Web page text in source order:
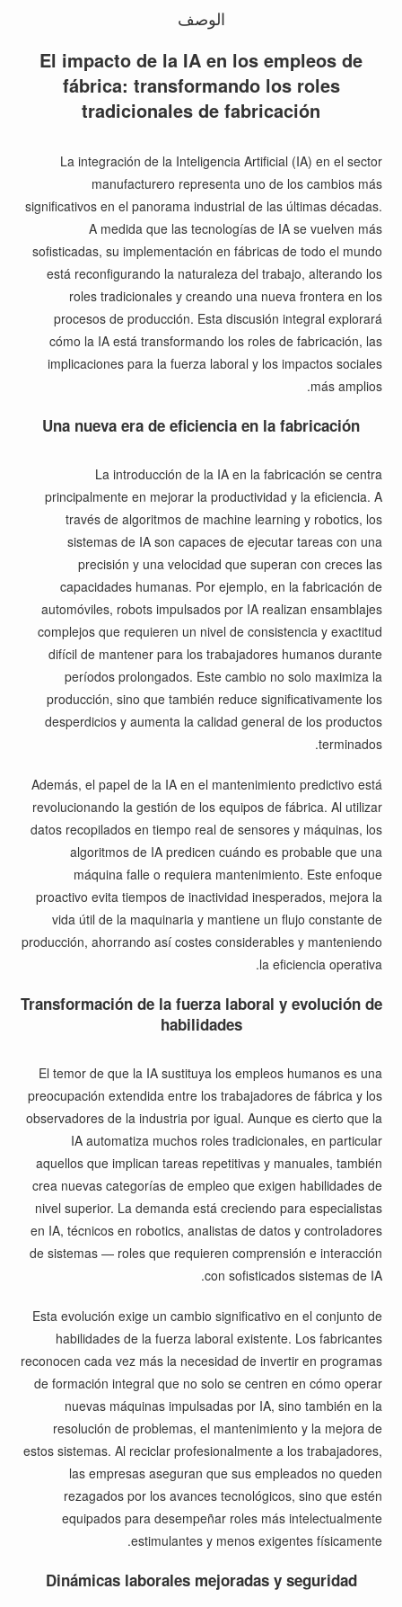
الوصف
El impacto de la IA en los empleos de
fábrica: transformando los roles
tradicionales de fabricación
La integración de la Inteligencia Artificial (IA) en el sector
manufacturero representa uno de los cambios más
significativos en el panorama industrial de las últimas décadas.
A medida que las tecnologías de IA se vuelven más
sofisticadas, su implementación en fábricas de todo el mundo
está reconfigurando la naturaleza del trabajo, alterando los
roles tradicionales y creando una nueva frontera en los
procesos de producción. Esta discusión integral explorará
cómo la IA está transformando los roles de fabricación, las
implicaciones para la fuerza laboral y los impactos sociales
más amplios.
Una nueva era de eficiencia en la fabricación
La introducción de la IA en la fabricación se centra
principalmente en mejorar la productividad y la eficiencia. A
través de algoritmos de machine learning y robotics, los
sistemas de IA son capaces de ejecutar tareas con una
precisión y una velocidad que superan con creces las
capacidades humanas. Por ejemplo, en la fabricación de
automóviles, robots impulsados por IA realizan ensamblajes
complejos que requieren un nivel de consistencia y exactitud
difícil de mantener para los trabajadores humanos durante
períodos prolongados. Este cambio no solo maximiza la
producción, sino que también reduce significativamente los
desperdicios y aumenta la calidad general de los productos
terminados.
Además, el papel de la IA en el mantenimiento predictivo está
revolucionando la gestión de los equipos de fábrica. Al utilizar
datos recopilados en tiempo real de sensores y máquinas, los
algoritmos de IA predicen cuándo es probable que una
máquina falle o requiera mantenimiento. Este enfoque
proactivo evita tiempos de inactividad inesperados, mejora la
vida útil de la maquinaria y mantiene un flujo constante de
producción, ahorrando así costes considerables y manteniendo
la eficiencia operativa.
Transformación de la fuerza laboral y evolución de
habilidades
El temor de que la IA sustituya los empleos humanos es una
preocupación extendida entre los trabajadores de fábrica y los
observadores de la industria por igual. Aunque es cierto que la
IA automatiza muchos roles tradicionales, en particular
aquellos que implican tareas repetitivas y manuales, también
crea nuevas categorías de empleo que exigen habilidades de
nivel superior. La demanda está creciendo para especialistas
en IA, técnicos en robotics, analistas de datos y controladores
de sistemas — roles que requieren comprensión e interacción
con sofisticados sistemas de IA.
Esta evolución exige un cambio significativo en el conjunto de
habilidades de la fuerza laboral existente. Los fabricantes
reconocen cada vez más la necesidad de invertir en programas
de formación integral que no solo se centren en cómo operar
nuevas máquinas impulsadas por IA, sino también en la
resolución de problemas, el mantenimiento y la mejora de
estos sistemas. Al reciclar profesionalmente a los trabajadores,
las empresas aseguran que sus empleados no queden
rezagados por los avances tecnológicos, sino que estén
equipados para desempeñar roles más intelectualmente
estimulantes y menos exigentes físicamente.
Dinámicas laborales mejoradas y seguridad